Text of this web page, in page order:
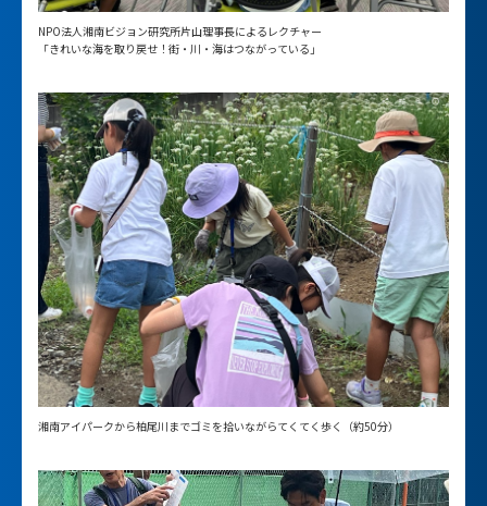
NPO法人湘南ビジョン研究所片山理事長によるレクチャー
「きれいな海を取り戻せ！街・川・海はつながっている」
湘南アイパークから柏尾川までゴミを拾いながらてくてく歩く（約50分）